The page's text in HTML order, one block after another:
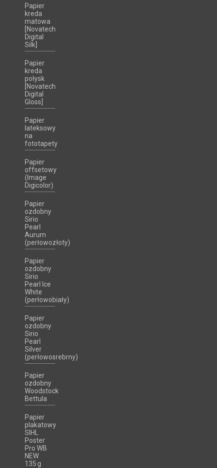
Papier
kreda
matowa
[Novatech
Digital
Silk]
Papier
kreda
połysk
[Novatech
Digital
Gloss]
Papier
lateksowy
na
fototapety
Papier
offsetowy
(Image
Digicolor)
Papier
ozdobny
Sirio
Pearl
Aurum
(perłowozłoty)
Papier
ozdobny
Sirio
Pearl Ice
White
(perłowobiały)
Papier
ozdobny
Sirio
Pearl
Silver
(perłowosrebrny)
Papier
ozdobny
Woodstock
Bettula
Papier
plakatowy
SIHL
Poster
Pro WB
NEW
135 g